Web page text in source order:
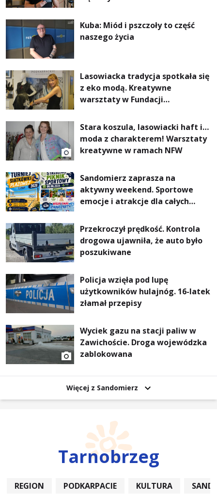
Kuba: Miód i pszczoły to część
naszego życia
Lasowiacka tradycja spotkała się
z eko modą. Kreatywne
warsztaty w Fundacji
Stara koszula, lasowiacki haft i…
moda z charakterem! Warsztaty
kreatywne w ramach NFW
Sandomierz zaprasza na
aktywny weekend. Sportowe
emocje i atrakcje dla całych
Przekroczył prędkość. Kontrola
drogowa ujawniła, że auto było
poszukiwane
Policja wzięła pod lupę
użytkowników hulajnóg. 16-latek
złamał przepisy
Wyciek gazu na stacji paliw w
Zawichoście. Droga wojewódzka
zablokowana
Więcej z Sandomierz
Tarnobrzeg
REGION PODKARPACIE KULTURA